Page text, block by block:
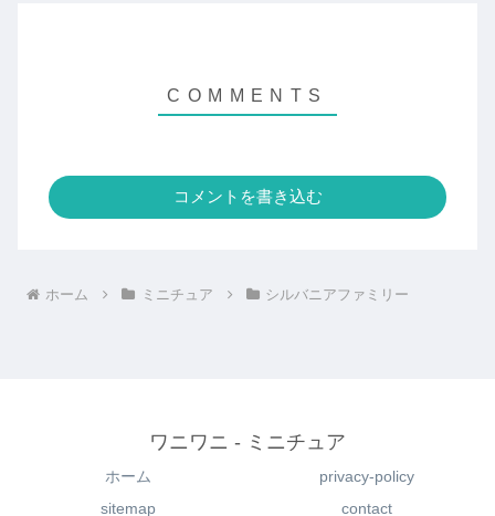
コメントを書き込む
ホーム ミニチュア シルバニアファミリー
ワニワニ - ミニチュア
ホーム
privacy-policy
sitemap
contact